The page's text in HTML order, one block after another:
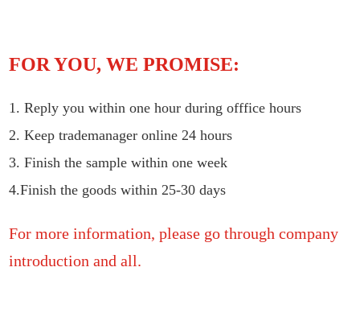
FOR YOU, WE PROMISE:
1. Reply you within one hour during offfice hours
2. Keep trademanager online 24 hours
3. Finish the sample within one week
4.Finish the goods within 25-30 days
For more information, please go through company
introduction and all.